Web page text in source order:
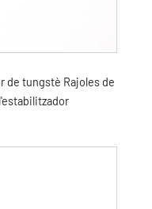
de tungstè Rajoles de